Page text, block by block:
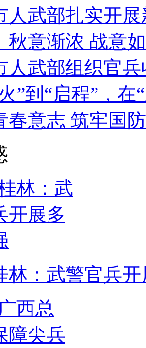
人武部扎实开
秋意渐浓 战意
人武部组织官
”到“启程”，在
春意志 筑牢国
林：武警官兵